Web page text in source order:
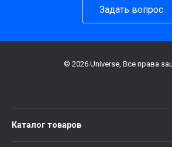
Задать вопрос
© 2026 Universe, Все права
Каталог товаров